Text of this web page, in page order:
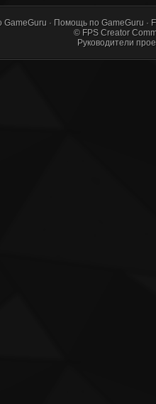
GameGuru · Помощь по GameGuru ·
© FPS Creator
Руководители